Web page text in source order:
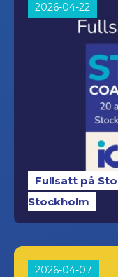
2026-04-22
Fullsatt på
Stockholm
2026-04-07